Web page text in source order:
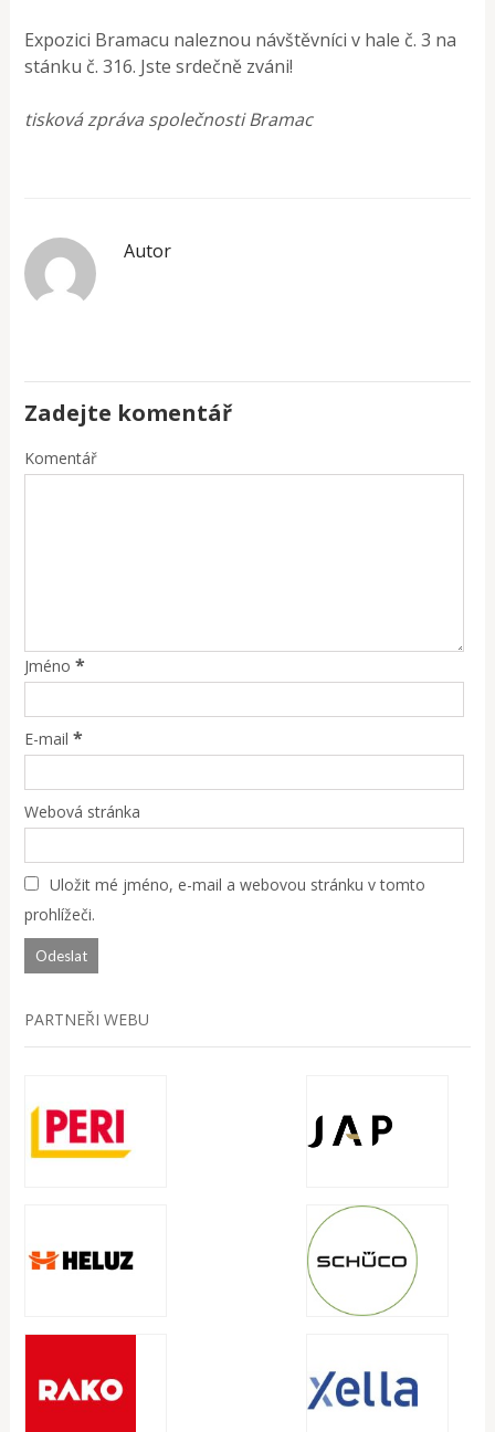
Expozici Bramacu naleznou návštěvníci v hale č. 3 na
stánku č. 316. Jste srdečně zváni!
tisková zpráva společnosti Bramac
Autor
Zadejte komentář
Komentář
Jméno *
E-mail *
Webová stránka
Uložit mé jméno, e-mail a webovou stránku v tomto
prohlížeči.
PARTNEŘI WEBU